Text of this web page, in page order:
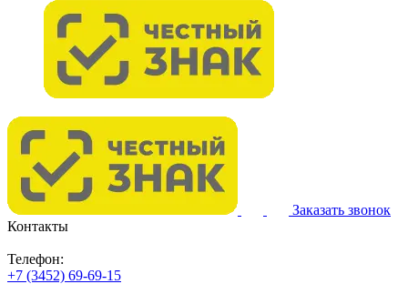
Заказать звонок
Контакты
Телефон:
+7 (3452) 69-69-15